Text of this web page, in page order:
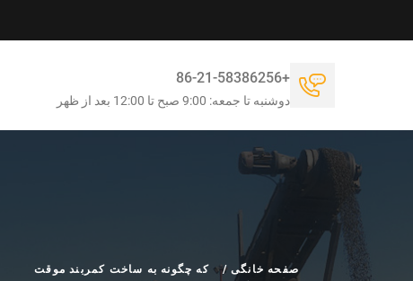
+86-21-58386256
دوشنبه تا جمعه: 9:00 صبح تا 12:00 بعد از ظهر
صفحه خانگی / که چگونه به ساخت کمربند موقت